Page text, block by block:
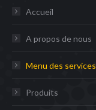
Accueil
A propos de nous
Menu des services
Produits